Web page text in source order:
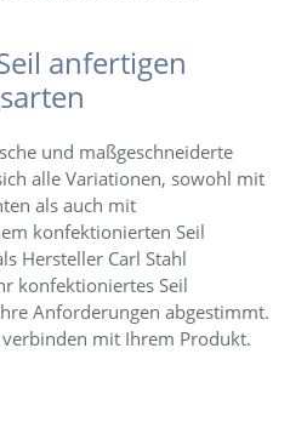
anfertigen
und maßgeschneiderte
alle Variationen, sowohl mit
als auch mit
konfektionierten Seil
Hersteller Carl Stahl
konfektioniertes Seil
Anforderungen abgestimmt.
mit Ihrem Produkt.